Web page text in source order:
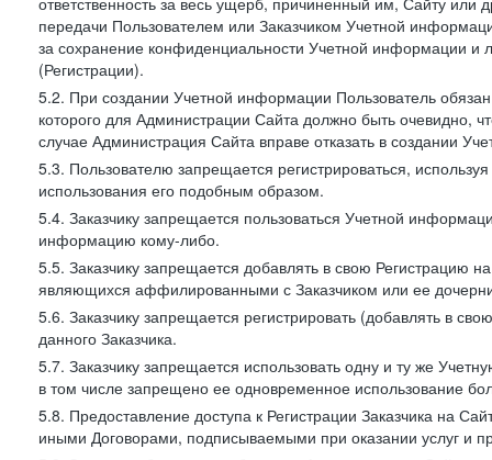
передачи Пользователем или Заказчиком Учетной
за сохранение конфиденциальности Учетной информации
(Регистрации).
5.2. При создании Учетной информации Пользователь
которого для Администрации Сайта должно быть очевидно,
случае Администрация Сайта вправе отказать в создании
5.3. Пользователю запрещается регистрироваться,
использования его подобным образом.
5.4. Заказчику запрещается пользоваться Учетной
информацию кому-либо.
5.5. Заказчику запрещается добавлять в свою Регистрацию
являющихся аффилированными с Заказчиком или ее
5.6. Заказчику запрещается регистрировать (добавлять в
данного Заказчика.
5.7. Заказчику запрещается использовать одну и ту же
в том числе запрещено ее одновременное использование
5.8. Предоставление доступа к Регистрации Заказчика на
иными Договорами, подписываемыми при оказании услуг и